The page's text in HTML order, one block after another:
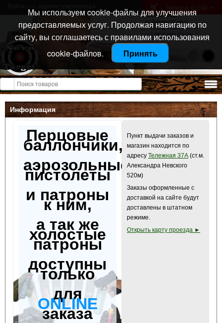
Санкт-Петербург
ул. Тележная 37 лит А
+7 (911) 021-04-08
+7 (812) 921-73-50
Товаров: 0 (0 p )
Открыть меню
Информация
Перцовые
баллончики,
аэрозольные
пистолеты
и патроны
к ним,
а так же
холостые
патроны
доступны
только
для
ONLINE
заказа
Пункт выдачи заказов и
магазин находится по
адресу Тележная 37А (ст.м.
Александра Невского
520м)
Заказы оформленные с
доставкой на сайте будут
доставлены в штатном
режиме.
Открыть карту проезда ►
Мы используем cookie-файлы для улучшения
предоставляемых услуг. Продолжая навигацию по
сайту, вы соглашаетесь с правилами использования
cookie-файлов.
Принять